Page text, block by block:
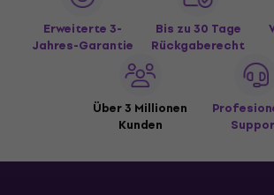
Erweiterte 3-
Jahres-Garantie
Bis zu 30 Tage
Rückgaberecht
Über 3 Millionen
Kunden